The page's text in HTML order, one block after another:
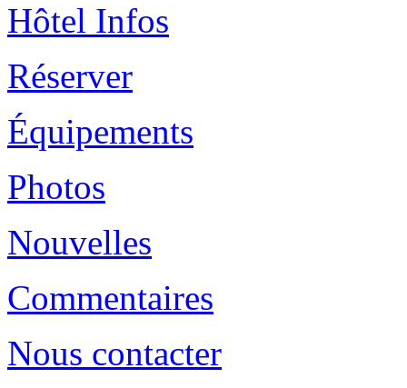
Hôtel Infos
Réserver
Équipements
Photos
Nouvelles
Commentaires
Nous contacter